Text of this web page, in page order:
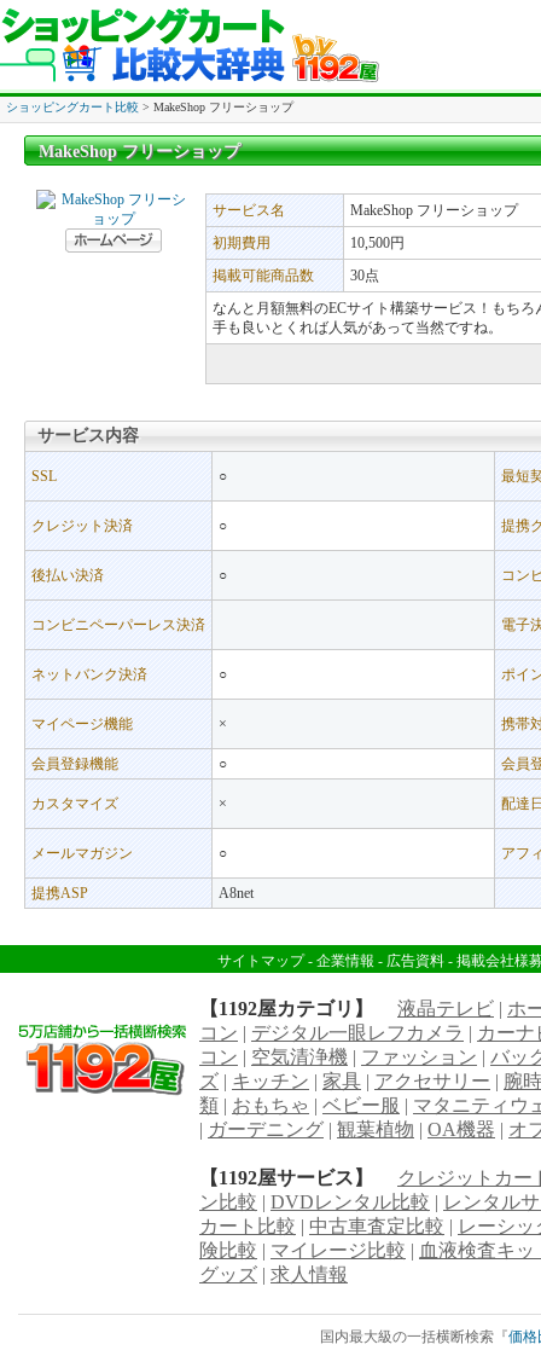
ショッピングカート比較 > MakeShop フリーショップ
MakeShop フリーショップ
MakeShop フリーショップ
サービス名
MakeShop フリーショップ
初期費用
10,500円
掲載可能商品数
30点
なんと月額無料のECサイト構築サービス！もち
手も良いとくれば人気があって当然ですね。
サービス内容
サービス内容
SSL ○ 最短
クレジット決済 ○ 提携
後払い決済 ○ コン
コンビニペーパーレス決済 電子
ネットバンク決済 ○ ポイ
マイページ機能 × 携帯
会員登録機能 ○ 会員
カスタマイズ × 配達
メールマガジン ○ アフ
提携ASP A8net
サイトマップ- 企業情報 - 広告資料 - 掲載会社様
【1192屋カテゴリ】 液晶テレビ | ホ
コン | デジタル一眼レフカメラ | カーナ
コン | 空気清浄機 | ファッション | バッ
ズ | キッチン | 家具 | アクセサリー | 腕
類 | おもちゃ | ベビー服 | マタニティウ
| ガーデニング | 観葉植物 | OA機器 | オ
【1192屋サービス】
クレジットカー
ン比較 | DVDレンタル比較 | レンタル
カート比較 | 中古車査定比較 | レーシッ
険比較 | マイレージ比較 | 血液検査キッ
グッズ | 求人情報
国内最大級の一括横断検索『価格